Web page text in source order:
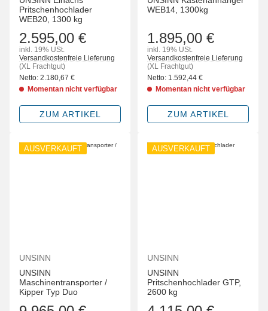
Pritschenhochlader
WEB20, 1300 kg
2.595,00 €
inkl. 19% USt.
Versandkostenfreie Lieferung
(XL Frachtgut)
Netto: 2.180,67 €
Momentan nicht verfügbar
ZUM ARTIKEL
WEB14, 1300kg
1.895,00 €
inkl. 19% USt.
Versandkostenfreie Lieferung
(XL Frachtgut)
Netto: 1.592,44 €
Momentan nicht verfügbar
ZUM ARTIKEL
AUSVERKAUFT
UNSINN
UNSINN
Maschinentransporter /
Kipper Typ Duo
AUSVERKAUFT
UNSINN
UNSINN
Pritschenhochlader GTP,
2600 kg